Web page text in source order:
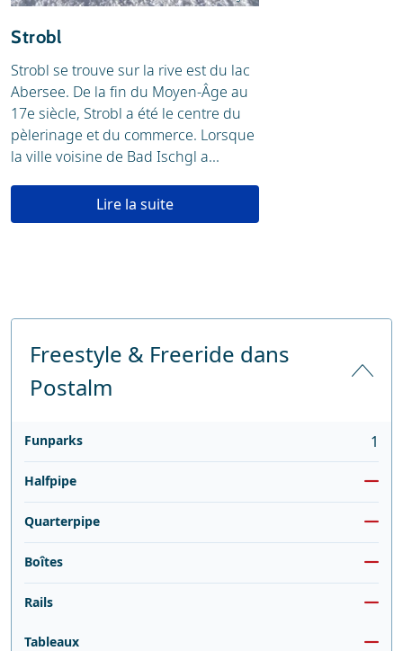
Strobl
Strobl se trouve sur la rive est du lac
Abersee. De la fin du Moyen-Âge au
17e siècle, Strobl a été le centre du
pèlerinage et du commerce. Lorsque
la ville voisine de Bad Ischgl a...
Lire la suite
Freestyle & Freeride dans
Postalm
Funparks 1
Halfpipe
Quarterpipe
Boîtes
Rails
Tableaux